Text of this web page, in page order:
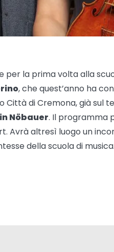
per la prima volta alla
, che quest’anno ha
Città di Cremona, già sul
Nöbauer. Il programma
Avrà altresì luogo un
della scuola di musica.